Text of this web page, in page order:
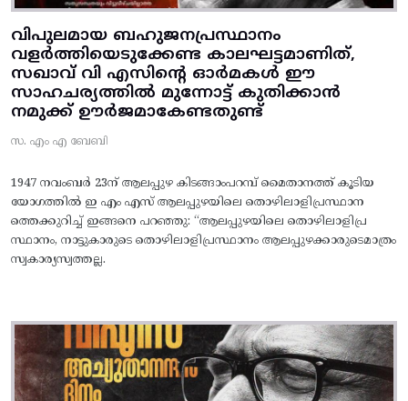
വിപുലമായ ബഹുജനപ്രസ്ഥാനം
വളർത്തിയെടുക്കേണ്ട കാലഘട്ടമാണിത്,
സഖാവ് വി എസിന്റെ ഓർമകൾ ഈ
സാഹചര്യത്തിൽ മുന്നോട്ട്‌ കുതിക്കാൻ
നമുക്ക് ഊർജമാകേണ്ടതുണ്ട്
സ. എം എ ബേബി
1947 നവംബർ 23ന് ആലപ്പുഴ കിടങ്ങാംപറമ്പ്‌ മൈതാനത്ത്‌ കൂടിയ
യോഗത്തിൽ ഇ എം എസ് ആലപ്പുഴയിലെ തൊഴിലാളിപ്രസ്ഥാന
ത്തെക്കുറിച്ച് ഇങ്ങനെ പറഞ്ഞു: “ആലപ്പുഴയിലെ തൊഴിലാളിപ്ര
സ്ഥാനം, നാട്ടുകാരുടെ തൊഴിലാളിപ്രസ്ഥാനം ആലപ്പുഴക്കാരുടെമാത്രം
സ്വകാര്യസ്വത്തല്ല.